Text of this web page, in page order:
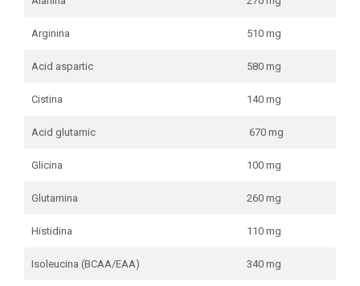
Arginina 510 mg
Acid aspartic 580 mg
Cistina 140 mg
Acid glutamic 670 mg
Glicina 100 mg
Glutamina 260 mg
Histidina 110 mg
Isoleucina (BCAA/EAA) 340 mg